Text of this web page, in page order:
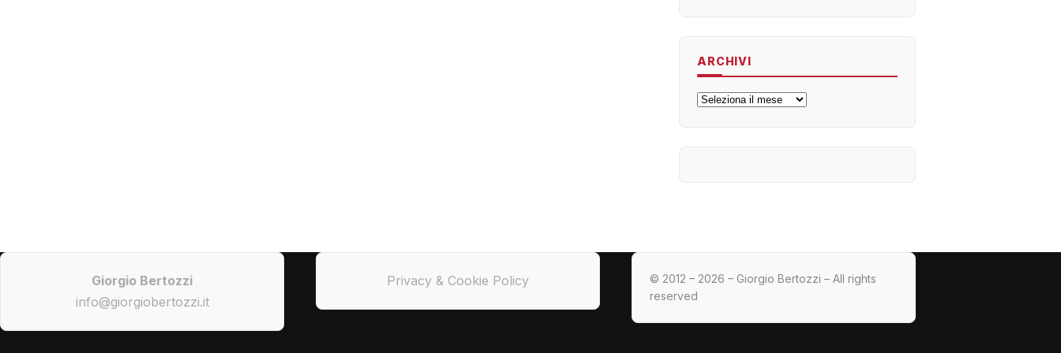
ARCHIVI
Archivi
Giorgio Bertozzi
info@giorgiobertozzi.it
Privacy & Cookie Policy
© 2012 – 2026 – Giorgio Bertozzi – All rights
reserved